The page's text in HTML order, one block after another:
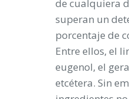
de cualquiera
superan un
porcentaje de
Entre ellos, el
eugenol, el
etcétera. Sin